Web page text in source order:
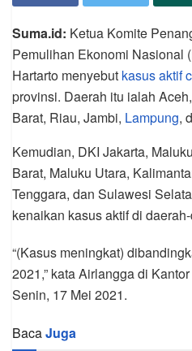
Suma.id: Ketua Komite
Pemulihan Ekonomi Nasional
Hartarto menyebut kasus aktif
provinsi. Daerah itu ialah
Barat, Riau, Jambi, Lampung,
Kemudian, DKI Jakarta,
Barat, Maluku Utara,
Tenggara, dan Sulawesi
kenaikan kasus aktif di
“(Kasus meningkat)
2021,” kata Airlangga di
Senin, 17 Mei 2021.
BacaJuga